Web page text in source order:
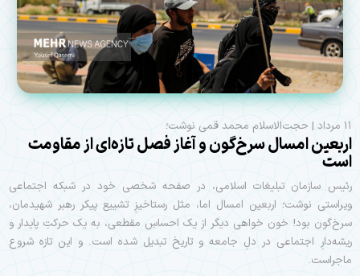
۱۱ مرداد | حجت‌الاسلام محمد قمی نوشت؛
اربعین امسال سرخ‌گون و آغاز فصل تازه‌ای از مقاومت
است
رئیس سازمان تبلیغات اسلامی، در صفحه شخصی خود در شبکه اجتماعی
ویراستی نوشت؛ اربعین امسال اما، مثل رستاخیزِ تشییع پیکر رهبر شهیدمان،
سرخ‌گون بود! خون خواهی دیگر از یک احساسِ مقطعی، به یک حرکتِ پایدار و
ریشه‌دارِ اجتماعی در دلِ جامعه و تاریخ تبدیل شده است. و این تازه شروع
ماجراست.